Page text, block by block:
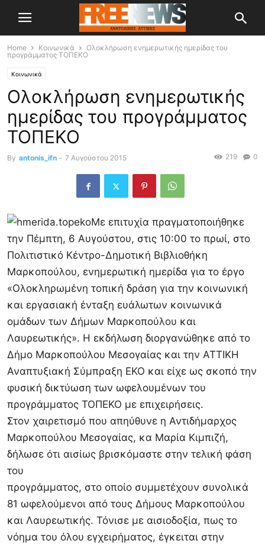
Home Κοινωνικά
Ολοκλήρωση ενημερωτικής ημερίδας του
προγράμματος ΤΟΠΕΚΟ
Κοινωνικά
Ολοκλήρωση ενημερωτικής
ημερίδας του προγράμματος
ΤΟΠΕΚΟ
By antonis_ifn - 7 Αυγούστου 2015 0
219
Με επιτυχία πραγματοποιήθηκε
την Πέμπτη, 6 Αυγούστου, στις 10:00 το πρωί, στο
Πολιτιστικό Κέντρο-Δημοτική Βιβλιοθήκη
Μαρκοπούλου, ενημερωτική ημερίδα για το έργο
«Ολοκληρωμένη τοπική δράση για την κοινωνική
και εργασιακή ένταξη ευάλωτων κοινωνικά
ομάδων των Δήμων Μαρκοπούλου και
Λαυρεωτικής». Η εκδήλωση διοργανώθηκε από το
Δήμο Μαρκοπούλου Μεσογαίας και την ΑΤΤΙΚΗ
Αναπτυξιακή Σύμπραξη ΕΚΟ και είχε ως σκοπό την
φυσική δικτύωση των ωφελουμένων του
προγράμματος ΤΟΠΕΚΟ με επιχειρήσεις.
Στον χαιρετισμό που απηύθυνε η Αντιδήμαρχος
Μαρκοπούλου Μεσογαίας, κα Μαρία Κιμπιζή,
δήλωσε ότι αισίως βρισκόμαστε στην τελική φάση
του
προγράμματος, στο οποίο συμμετέχουν συνολικά
81 ωφελούμενοι από τους Δήμους Μαρκοπούλου
και Λαυρεωτικής. Τόνισε με αισιοδοξία, πως το
νόημα του όλου εγχειρήματος, έγκειται στην